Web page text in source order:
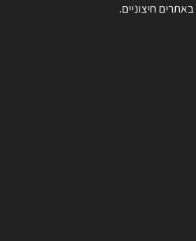
באתרים חיצוניים.